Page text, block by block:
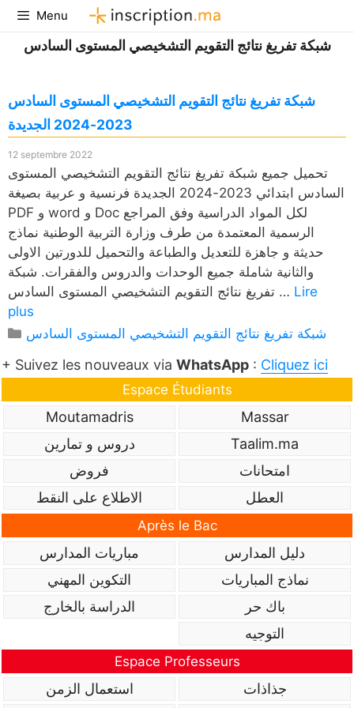
Aller
au
contenu
Menu
شبكة تفريغ نتائج التقويم التشخيصي المستوى السادس
شبكة تفريغ نتائج التقويم التشخيصي المستوى السادس
2023-2024 الجديدة
12 septembre 2022
تحميل جميع شبكة تفريغ نتائج التقويم التشخيصي المستوى
السادس ابتدائي 2023-2024 الجديدة فرنسية و عربية بصيغة
PDF و word و Doc لكل المواد الدراسية وفق المراجع
الرسمية المعتمدة من طرف وزارة التربية الوطنية نماذج
حديثة و جاهزة للتعديل والطباعة والتحميل للدورتين الاولى
والثانية شاملة جميع الوحدات والدروس والفقرات. شبكة
تفريغ نتائج التقويم التشخيصي المستوى السادس … Lire
plus
Catégories
شبكة تفريغ نتائج التقويم التشخيصي المستوى السادس
+ Suivez les nouveaux via WhatsApp : Cliquez ici
Espace Étudiants
Massar
Moutamadris
Taalim.ma
دروس و تمارين
امتحانات
فروض
العطل
الاطلاع على النقط
Après le Bac
دليل المدارس
مباريات المدارس
نماذج المباريات
التكوين المهني
باك حر
الدراسة بالخارج
التوجيه
Espace Professeurs
جذاذات
استعمال الزمن